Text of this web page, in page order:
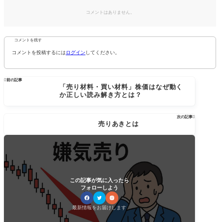
コメントはありません。
コメントを残す
コメントを投稿するにはログイン してください。
前の記事
「売り材料・買い材料」株価はなぜ動く
か正しい読み解き方とは？
次の記事
売りあきとは
この記事が気に入ったら
フォローしよう
最新情報をお届けします